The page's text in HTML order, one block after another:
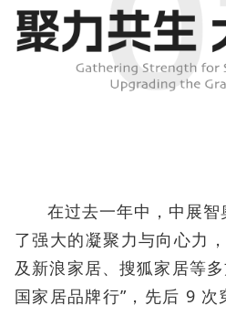
在过去一年中，中展
了强大的凝聚力与向心力
及新浪家居、搜狐家居等
国家居品牌行”，先后 9